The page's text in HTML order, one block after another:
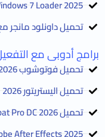
2025 Windows 7 Loader
تحميل داونلود مانجر
برامج أدوبى مع
تحميل فوتوشوب 2026
تحميل اليستريتور 2026
تحميل Acrobat Pro DC 2026 كامل